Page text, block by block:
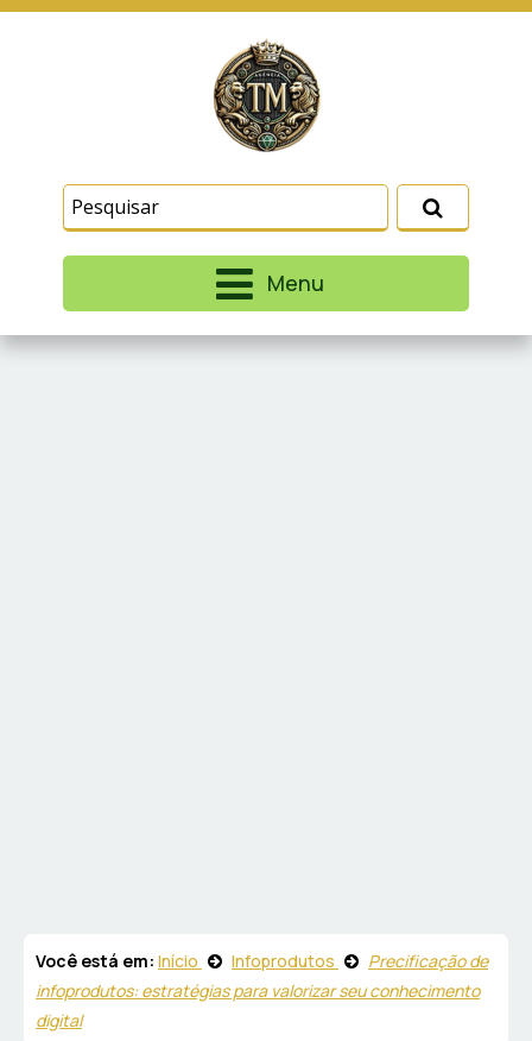
Menu
Você está em: Início Infoprodutos
Precificação de
infoprodutos: estratégias para valorizar seu conhecimento
digital
similares para lembrar e entender como você usa
nosso site, analisar seu uso de nossos produtos
e serviços, ajudar com nossos esforços de
marketing e fornecer conteúdo de terceiros. Leia
Termos e CondiçõesePolítica de